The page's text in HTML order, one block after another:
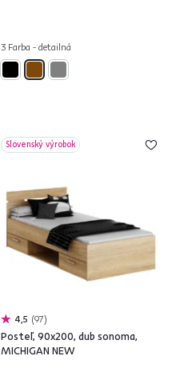
3 Farba - detailná
Slovenský výrobok
4,5 97
Posteľ, 90x200, dub sonoma,
MICHIGAN NEW